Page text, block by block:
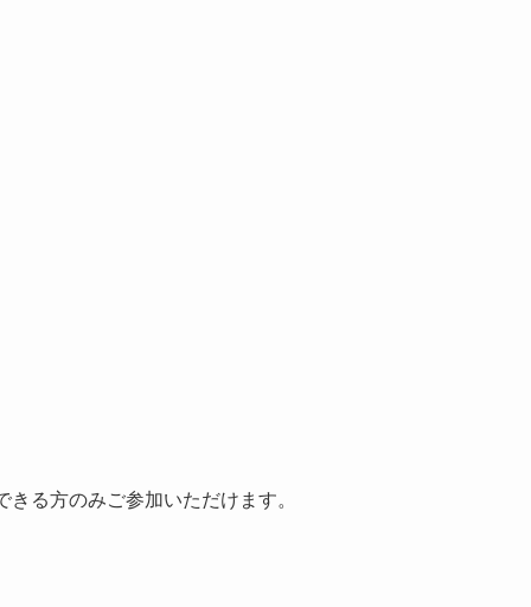
る方のみご参加いただけます。